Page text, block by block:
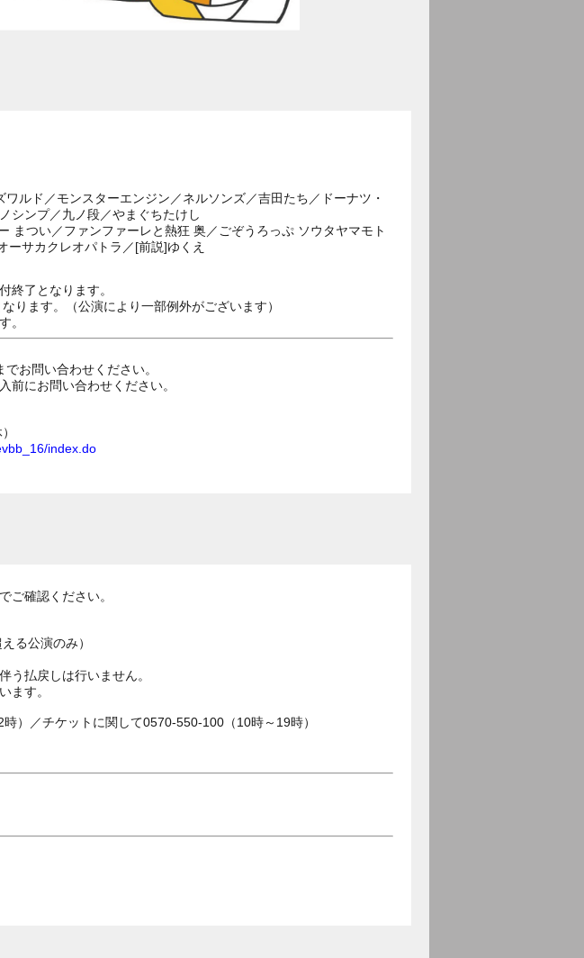
ルド／モンスターエンジン／ネルソンズ／吉田たち／ドーナツ・
シンプ／九ノ段／やまぐちたけし
まつい／ファンファーレと熱狂 奥／ごぞうろっぷ ソウタヤマモト
サカクレオパトラ／[前説]ゆくえ
終了となります。
ります。（公演により一部例外がございます）
。
お問い合わせください。
前にお問い合わせください。
index.do
ご確認ください。
る公演のみ）
払戻しは行いません。
ます。
）／チケットに関して0570-550-100（10時～19時）